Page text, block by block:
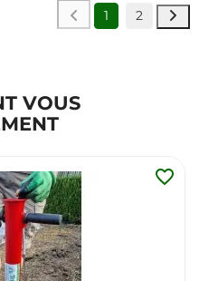
1 2
VOUS
favorite_border